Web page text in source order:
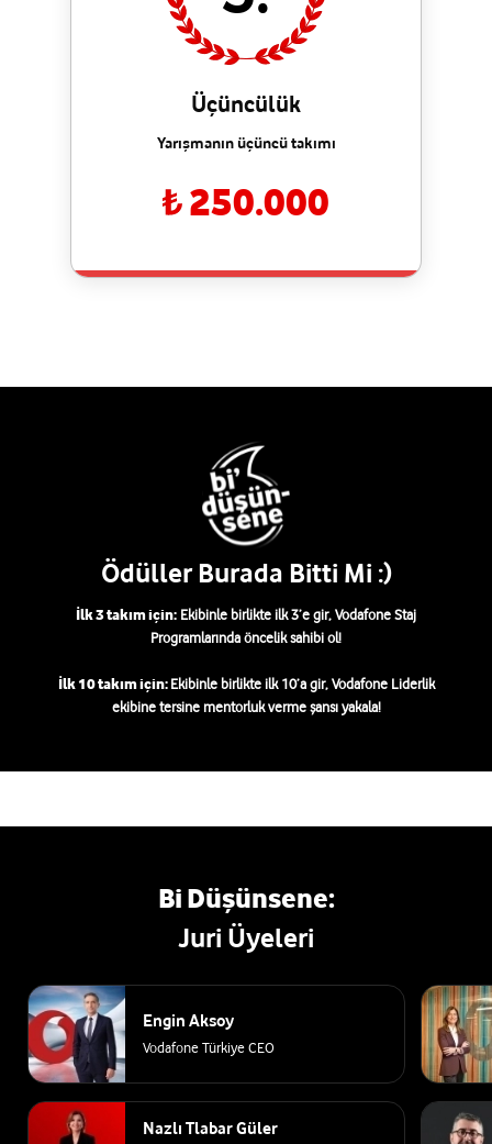
Üçüncülük
Yarışmanın üçüncü takımı
250.000
Ödüller Burada Bitti Mi :)
İlk 3 takım için: Ekibinle birlikte ilk 3’e gir, Vodafone Staj
Programlarında öncelik sahibi ol!
İlk 10 takım için:Ekibinle birlikte ilk 10’a gir, Vodafone Liderlik
ekibine tersine mentorluk verme şansı yakala!
Bi Düşünsene:
Juri Üyeleri
Engin Aksoy
Vodafone Türkiye CEO
Nazlı Tlabar Güler